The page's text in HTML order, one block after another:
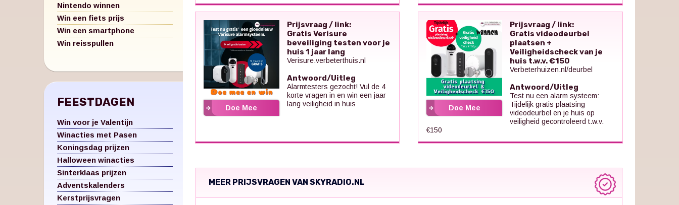
Nintendo winnen
Win een fiets prijs
Win een smartphone
Win reisspullen
FEESTDAGEN
Win voor je Valentijn
Winacties met Pasen
Koningsdag prijzen
Halloween winacties
Sinterklaas prijzen
Adventskalenders
Kerstprijsvragen
Doe Mee
Prijsvraag / link:
Gratis Verisure
beveiliging testen voor je
huis 1 jaar lang
Verisure.verbeterthuis.nl
Antwoord/Uitleg
Alarmtesters gezocht! Vul de 4
korte vragen in en win een jaar
lang veiligheid in huis
Doe Mee
Prijsvraag / link:
Gratis videodeurbel
plaatsen +
Veiligheidscheck van je
huis t.w.v. €150
Verbeterhuizen.nl/deurbel
Antwoord/Uitleg
Test nu een alarm systeem:
Tijdelijk gratis plaatsing
videodeurbel en je huis op
veiligheid gecontroleerd t.w.v.
€150
MEER PRIJSVRAGEN VAN SKYRADIO.NL